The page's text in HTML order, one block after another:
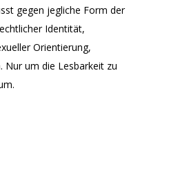
gegen jegliche Form der
Identität,
Orientierung,
um die Lesbarkeit zu